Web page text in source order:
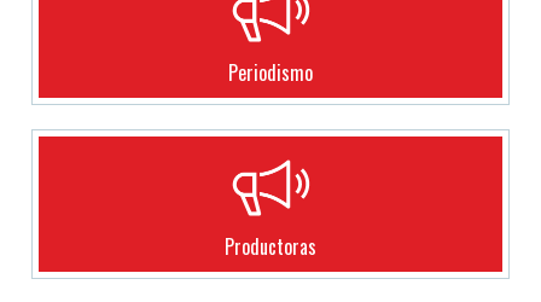
Periodismo
Productoras